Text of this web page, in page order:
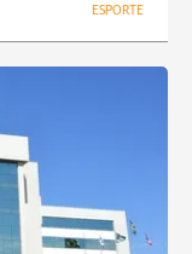
ESPORTE